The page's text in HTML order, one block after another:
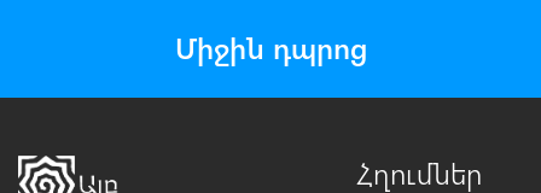
Միջին դպրոց
Հղումներ